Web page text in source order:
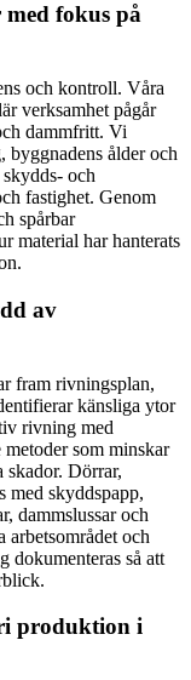
fokus på
och kontroll. Våra
verksamhet pågår
dammfritt. Vi
byggnadens ålder och
och
fastighet. Genom
spårbar
material har hanterats
av
fram rivningsplan,
känsliga ytor
rivning med
som minskar
skador. Dörrar,
med skyddspapp,
dammslussar och
arbetsområdet och
dokumenteras så att
produktion i